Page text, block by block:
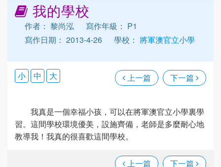
我的學校
作者： 黎尚泓
寫作年級： P1
寫作日期： 2013-4-26
學校： 將軍澳官立小學
上一篇 下一篇
小 中 大
我真是一個幸福小孩，可以在將軍澳官立小學裏學
習。這間學校環境優美，設施齊備，老師是多麼耐心地
教導我！我真的很喜歡這間學校。
上一篇 下一篇